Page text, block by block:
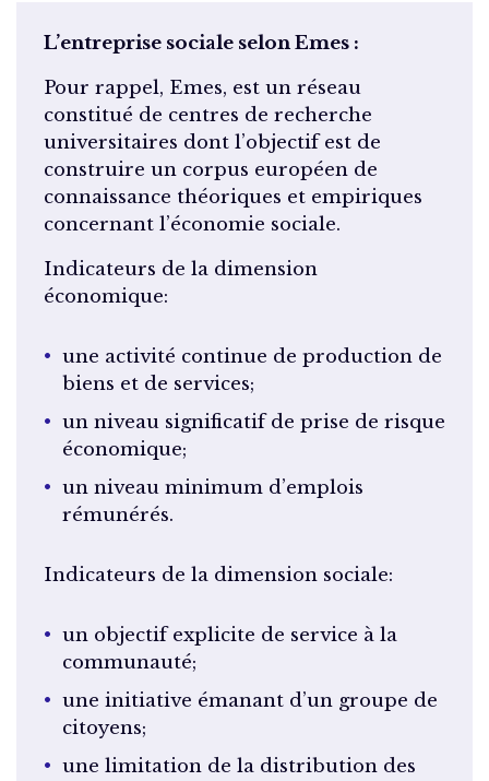
L’entreprise sociale selon Emes :
Pour rappel, Emes, est un réseau
constitué de centres de recherche
universitaires dont l’objectif est de
construire un corpus européen de
connaissance théoriques et empiriques
concernant l’économie sociale.
Indicateurs de la dimension
économique:
une activité continue de production de
biens et de services;
un niveau significatif de prise de risque
économique;
un niveau minimum d’emplois
rémunérés.
Indicateurs de la dimension sociale:
un objectif explicite de service à la
communauté;
une initiative émanant d’un groupe de
citoyens;
une limitation de la distribution des